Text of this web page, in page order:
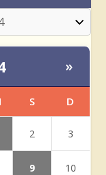
»
S D
2 3
9 10